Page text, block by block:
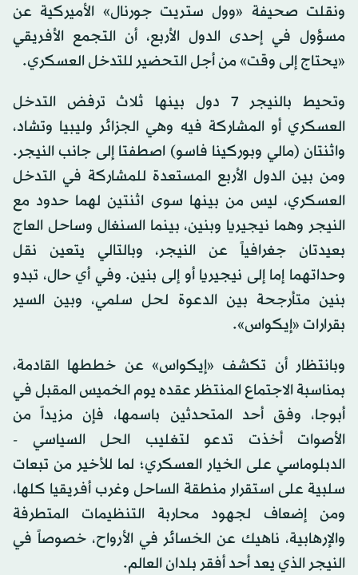
ونقلت صحيفة «وول ستريت جورنال» الأميركية عن
مسؤول في إحدى الدول الأربع، أن التجمع الأفريقي
«يحتاج إلى وقت» من أجل التحضير للتدخل العسكري.
وتحيط بالنيجر 7 دول بينها ثلاث ترفض التدخل
العسكري أو المشاركة فيه وهي الجزائر وليبيا وتشاد،
واثنتان (مالي وبوركينا فاسو) اصطفتا إلى جانب النيجر.
ومن بين الدول الأربع المستعدة للمشاركة في التدخل
العسكري، ليس من بينها سوى اثنتين لهما حدود مع
النيجر وهما نيجيريا وبنين، بينما السنغال وساحل العاج
بعيدتان جغرافياً عن النيجر، وبالتالي يتعين نقل
وحداتهما إما إلى نيجيريا أو إلى بنين. وفي أي حال، تبدو
بنين متأرجحة بين الدعوة لحل سلمي، وبين السير
بقرارات «إيكواس».
وبانتظار أن تكشف «إيكواس» عن خططها القادمة،
بمناسبة الاجتماع المنتظر عقده يوم الخميس المقبل في
أبوجا، وفق أحد المتحدثين باسمها، فإن مزيداً من
الأصوات أخذت تدعو لتغليب الحل السياسي -
الدبلوماسي على الخيار العسكري؛ لما للأخير من تبعات
سلبية على استقرار منطقة الساحل وغرب أفريقيا كلها،
ومن إضعاف لجهود محاربة التنظيمات المتطرفة
والإرهابية، ناهيك عن الخسائر في الأرواح، خصوصاً في
النيجر الذي يعد أحد أفقر بلدان العالم.